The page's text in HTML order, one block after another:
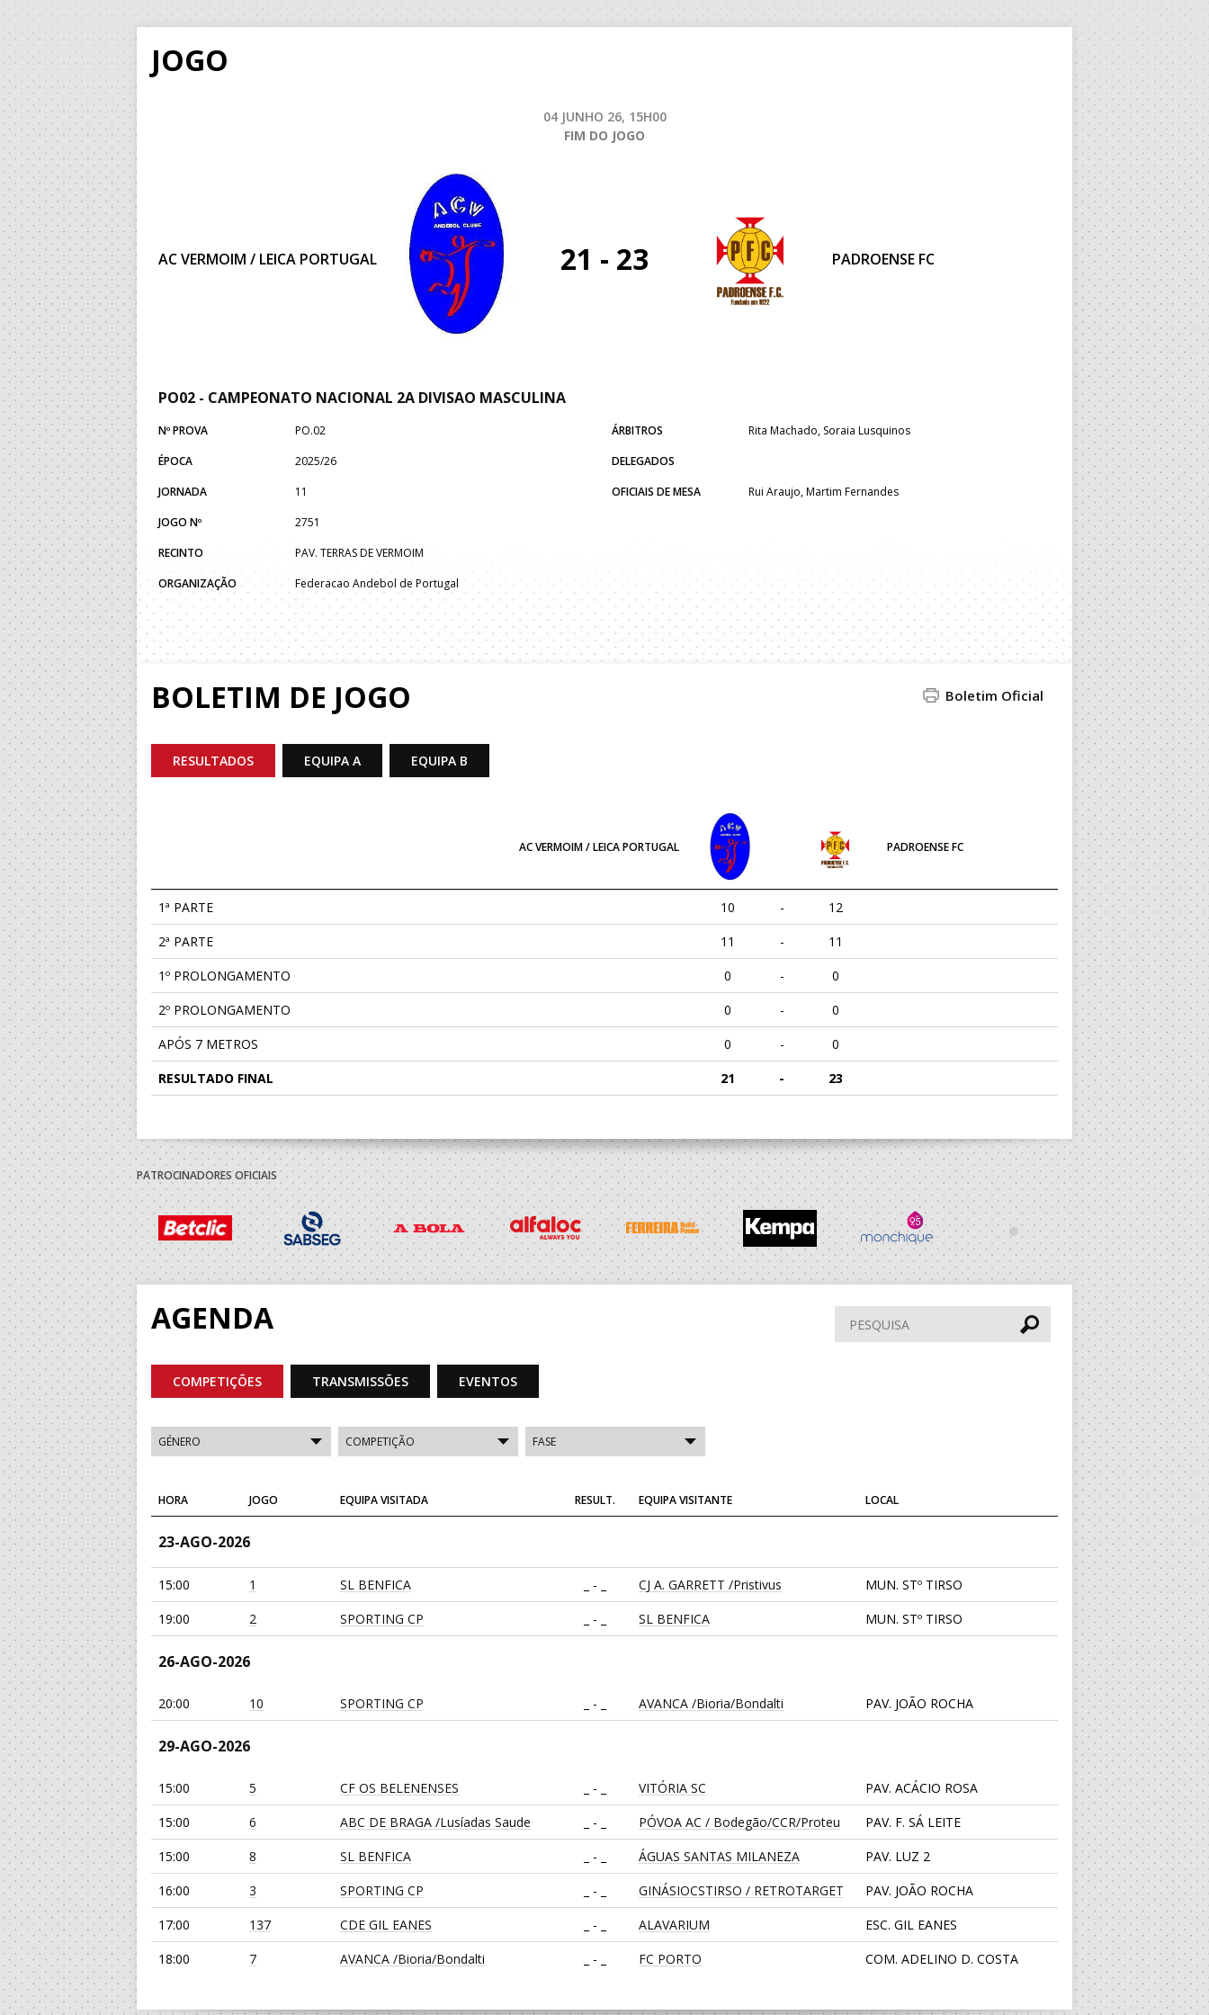
JOGO
04 JUNHO 26, 15H00
FIM DO JOGO
AC VERMOIM / LEICA PORTUGAL 21 - 23 PADROENSE FC
PO02 - CAMPEONATO NACIONAL 2A DIVISAO MASCULINA
Nº PROVA
PO.02
ÉPOCA
2025/26
JORNADA
11
JOGO Nº
2751
RECINTO
PAV. TERRAS DE VERMOIM
ORGANIZAÇÃO
Federacao Andebol de Portugal
ÁRBITROS
Rita Machado, Soraia Lusquinos
DELEGADOS
OFICIAIS DE MESA
Rui Araujo, Martim Fernandes
BOLETIM DE JOGO Boletim Oficial
RESULTADOS EQUIPA A EQUIPA B
AC VERMOIM / LEICA PORTUGAL PADROENSE FC
1ª PARTE 10 -
12
2ª PARTE
11 -
11
1º PROLONGAMENTO
0 -
0
2º PROLONGAMENTO
0 -
0
APÓS 7 METROS
0 -
0
RESULTADO FINAL
21 - 23
PATROCINADORES OFICIAIS
AGENDA Pesquisar
COMPETIÇÕES TRANSMISSÕES EVENTOS
HORA JOGO EQUIPA VISITADA RESULT. EQUIPA VISITANTE LOCAL
23-AGO-2026
15:00 1 SL BENFICA _ - _ CJ A. GARRETT /Pristivus
MUN. STº TIRSO
19:00
2 SPORTING CP _ - _ SL BENFICA MUN. STº TIRSO
26-AGO-2026
20:00 10 SPORTING CP _ - _ AVANCA /Bioria/Bondalti PAV. JOÃO ROCHA
29-AGO-2026
15:00 5 CF OS BELENENSES _ - _ VITÓRIA SC
PAV. ACÁCIO ROSA
15:00
6 ABC DE BRAGA /Lusíadas Saude _ - _ PÓVOA AC / Bodegão/CCR/Proteu
PAV. F. SÁ LEITE
15:00
8 SL BENFICA _ - _ ÁGUAS SANTAS MILANEZA
PAV. LUZ 2
16:00
3 SPORTING CP _ - _ GINÁSIOCSTIRSO / RETROTARGET
PAV. JOÃO ROCHA
17:00
137 CDE GIL EANES _ - _ ALAVARIUM
ESC. GIL EANES
18:00
7 AVANCA /Bioria/Bondalti _ - _ FC PORTO COM. ADELINO D. COSTA